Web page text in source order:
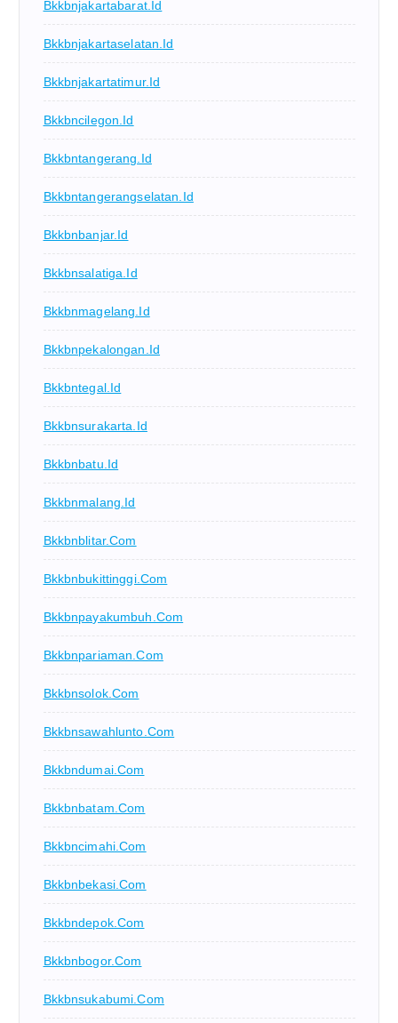
Bkkbnjakartabarat.id
Bkkbnjakartaselatan.id
Bkkbnjakartatimur.id
Bkkbncilegon.id
Bkkbntangerang.id
Bkkbntangerangselatan.id
Bkkbnbanjar.id
Bkkbnsalatiga.id
Bkkbnmagelang.id
Bkkbnpekalongan.id
Bkkbntegal.id
Bkkbnsurakarta.id
Bkkbnbatu.id
Bkkbnmalang.id
Bkkbnblitar.com
Bkkbnbukittinggi.com
Bkkbnpayakumbuh.com
Bkkbnpariaman.com
Bkkbnsolok.com
Bkkbnsawahlunto.com
Bkkbndumai.com
Bkkbnbatam.com
Bkkbncimahi.com
Bkkbnbekasi.com
Bkkbndepok.com
Bkkbnbogor.com
Bkkbnsukabumi.com